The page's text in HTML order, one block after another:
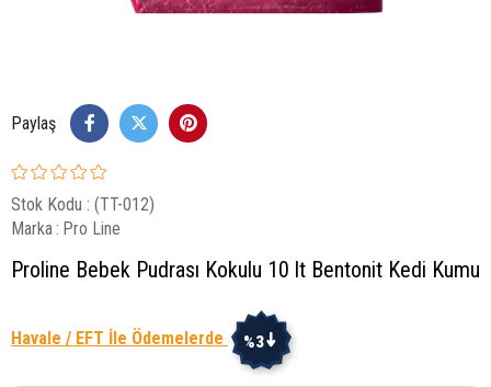
Paylaş
Stok Kodu
(TT-012)
Marka : Pro Line
Proline Bebek Pudrası Kokulu 10 lt Bentonit Kedi Kumu
Havale / EFT İle Ödemelerde %3